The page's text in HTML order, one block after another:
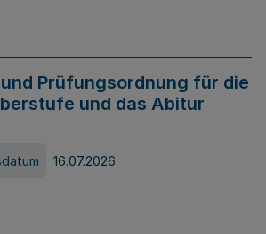
Prüfungsordnung für die
und das Abitur
16.07.2026